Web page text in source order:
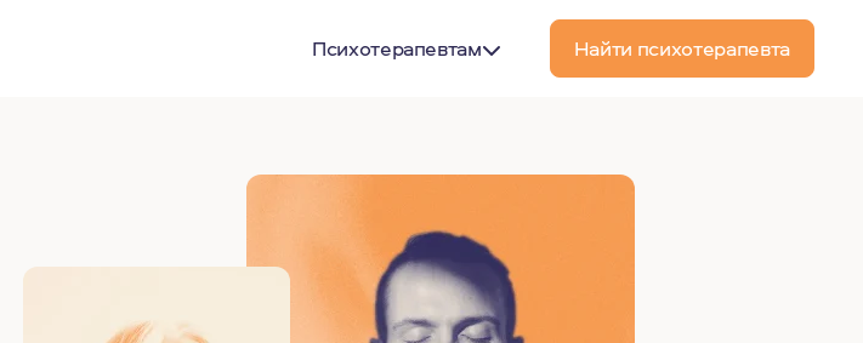
Психотерапевтам Найти психотерапевта